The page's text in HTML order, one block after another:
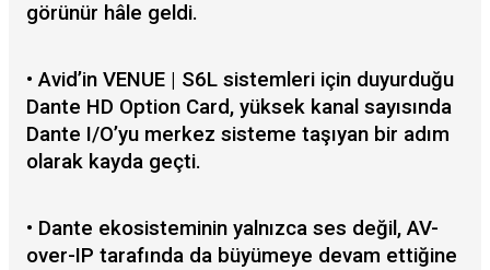
görünür hâle geldi.
• Avid’in VENUE | S6L sistemleri için duyurduğu
Dante HD Option Card, yüksek kanal sayısında
Dante I/O’yu merkez sisteme taşıyan bir adım
olarak kayda geçti.
• Dante ekosisteminin yalnızca ses değil, AV-
over-IP tarafında da büyümeye devam ettiğine